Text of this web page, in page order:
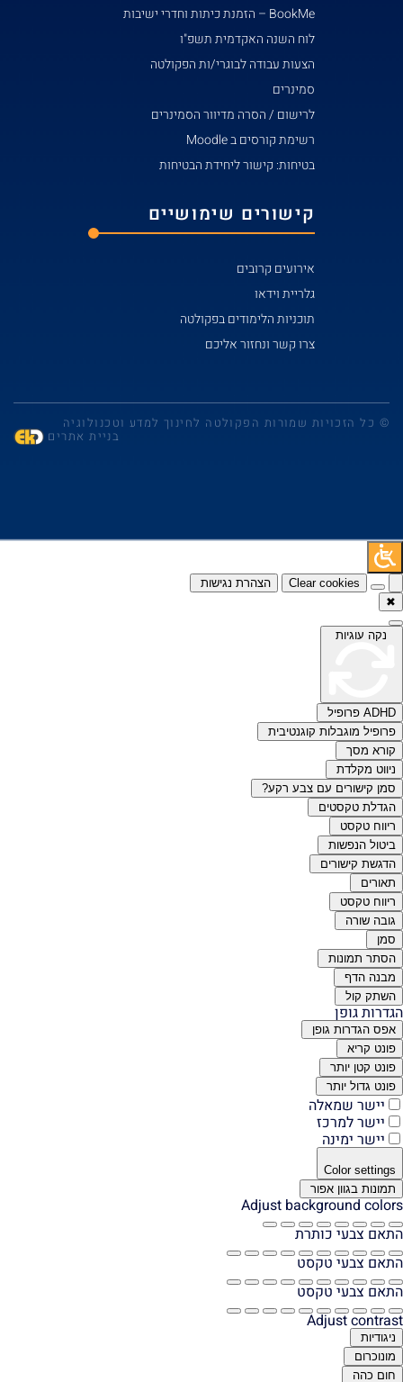
BookMe – הזמנת כיתות וחדרי ישיבות
לוח השנה האקדמית תשפ"ו
הצעות עבודה לבוגרי/ות הפקולטה
סמינרים
לרישום / הסרה מדיוור הסמינרים
רשימת קורסים ב Moodle
בטיחות: קישור ליחידת הבטיחות
קישורים שימושיים
אירועים קרובים
גלריית וידאו
תוכניות הלימודים בפקולטה
צרו קשר ונחזור אליכם
© כל הזכויות שמורות הפקולטה לחינוך למדע וטכנולוגיה
בניית אתרים
Clear cookies
הצהרת נגישות
✖
נקה עוגיות
ADHD פרופיל
פרופיל מוגבלות קוגנטיבית
קורא מסך
ניווט מקלדת
סמן קישורים עם צבע רקע?
הגדלת טקסטים
ריווח טקסט
ביטול הנפשות
הדגשת קישורים
תאורים
ריווח טקסט
גובה שורה
סמן
הסתר תמונות
מבנה הדף
השתק קול
הגדרות גופן
אפס הגדרות גופן
פונט קריא
פונט קטן יותר
פונט גדול יותר
יישר שמאלה
יישר למרכז
יישר ימינה
Color settings
תמונות בגוון אפור
Adjust background colors
התאם צבעי כותרת
התאם צבעי טקסט
התאם צבעי טקסט
Adjust contrast
ניגודיות
מונוכרום
חום כהה